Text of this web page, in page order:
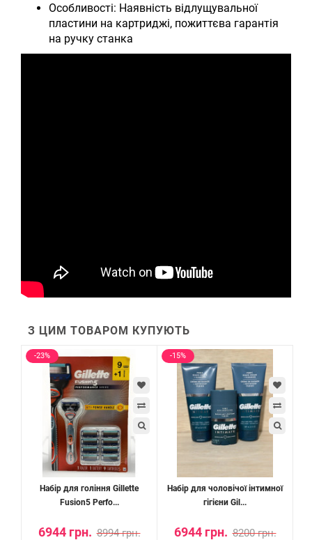
Особливості: Наявність відлущувальної
пластини на картриджі, пожиттєва гарантія
на ручку станка
З ЦИМ ТОВАРОМ КУПУЮТЬ
-23%
Набір для гоління Gillette
Fusion5 Perfo...
6944 грн. 8994 грн.
-15%
Набір для чоловічої інтимної
гігієни Gil...
6944 грн. 8200 грн.